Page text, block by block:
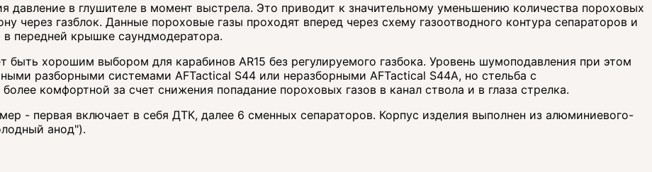
давление в глушителе в момент выстрела. Это приводит к значительному уменьшению количества пороховых
через газблок. Данные пороховые газы проходят вперед через схему газоотводного контура сепараторов и
передней крышке саундмодератора.
быть хорошим выбором для карабинов AR15 без регулируемого газбока. Уровень шумоподавления при этом
разборными системами AFTactical S44 или неразборными AFTactical S44А, но стельба с
комфортной за счет снижения попадание пороховых газов в канал ствола и в глаза стрелка.
- первая включает в себя ДТК, далее 6 сменных сепараторов. Корпус изделия выполнен из алюминиевого-
анод").